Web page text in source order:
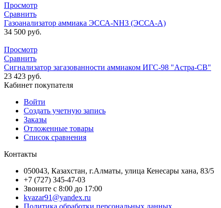
Просмотр
Сравнить
Газоанализатор аммиака ЭССА-NH3 (ЭССА-А)
34 500 руб.
Просмотр
Сравнить
Сигнализатор загазованности аммиаком ИГС-98 "Астра-СВ"
23 423 руб.
Кабинет покупателя
Войти
Создать учетную запись
Заказы
Отложенные товары
Список сравнения
Контакты
050043, Казахстан, г.Алматы, улица Кенесары хана, 83/5
+7 (727) 345-47-03
Звоните с 8:00 до 17:00
kvazar91@yandex.ru
Политика обработки персональных данных